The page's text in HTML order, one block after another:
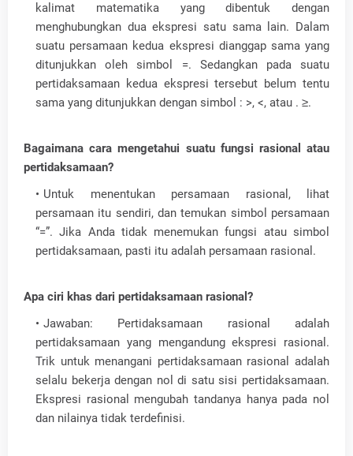
kalimat matematika yang dibentuk dengan
menghubungkan dua ekspresi satu sama lain. Dalam
suatu persamaan kedua ekspresi dianggap sama yang
ditunjukkan oleh simbol =. Sedangkan pada suatu
pertidaksamaan kedua ekspresi tersebut belum tentu
sama yang ditunjukkan dengan simbol : >, <, atau . ≥.
Bagaimana cara mengetahui suatu fungsi rasional atau
pertidaksamaan?
Untuk menentukan persamaan rasional, lihat
persamaan itu sendiri, dan temukan simbol persamaan
“=”. Jika Anda tidak menemukan fungsi atau simbol
pertidaksamaan, pasti itu adalah persamaan rasional.
Apa ciri khas dari pertidaksamaan rasional?
Jawaban: Pertidaksamaan rasional adalah
pertidaksamaan yang mengandung ekspresi rasional.
Trik untuk menangani pertidaksamaan rasional adalah
selalu bekerja dengan nol di satu sisi pertidaksamaan.
Ekspresi rasional mengubah tandanya hanya pada nol
dan nilainya tidak terdefinisi.